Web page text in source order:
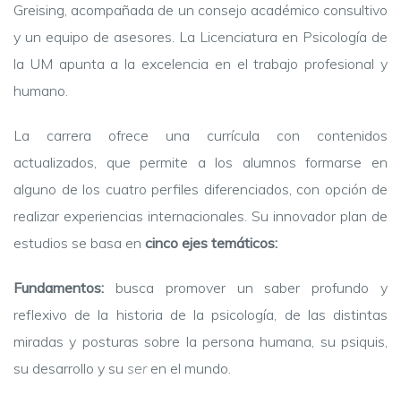
Greising, acompañada de un consejo académico consultivo
y un equipo de asesores. La Licenciatura en Psicología de
la UM apunta a la excelencia en el trabajo profesional y
humano.
La carrera ofrece una currícula con contenidos
actualizados, que permite a los alumnos formarse en
alguno de los cuatro perfiles diferenciados, con opción de
realizar experiencias internacionales. Su innovador plan de
estudios se basa en cinco ejes temáticos:
Fundamentos: busca promover un saber profundo y
reflexivo de la historia de la psicología, de las distintas
miradas y posturas sobre la persona humana, su psiquis,
su desarrollo y su seren el mundo.